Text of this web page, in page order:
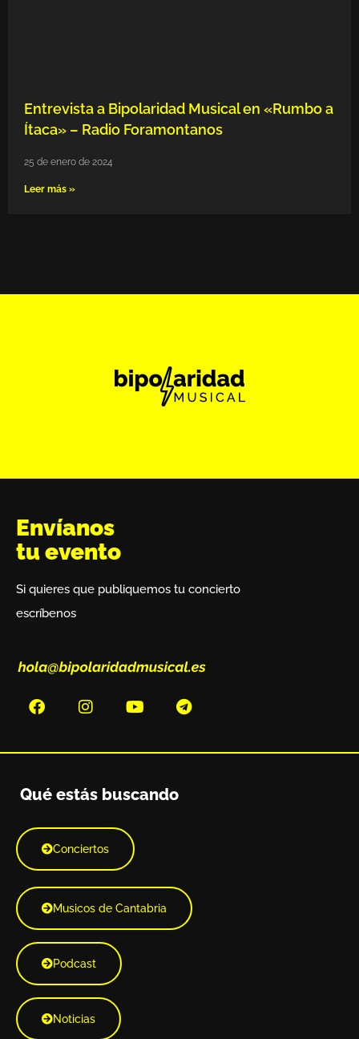
Entrevista a Bipolaridad Musical en «Rumbo a
Ítaca» – Radio Foramontanos
25 de enero de 2024
Leer más »
Envíanos
tu evento
Si quieres que publiquemos tu concierto
escríbenos
Qué estás buscando
Conciertos
Musicos de Cantabria
Podcast
Noticias